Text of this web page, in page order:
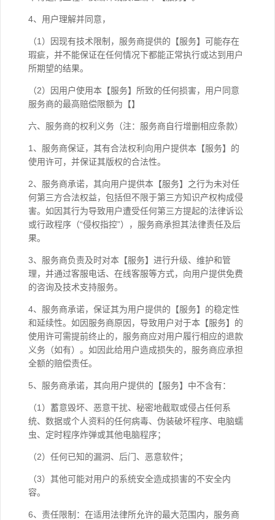
4、用户理解并同意，
（1）因现有技术限制，服务商提供的【服务】可能存在
瑕疵，并不能保证在任何情况下都能正常执行或达到用户
所期望的结果。
（2）因用户使用本【服务】所致的任何损害，用户同意
服务商的最高赔偿限额为【】
六、服务商的权利义务（注：服务商自行增删相应条款）
1、服务商保证，其有合法权利向用户提供本【服务】的
使用许可，并保证其版权的合法性。
2、服务商承诺，其向用户提供本【服务】之行为未对任
何第三方合法权益，包括但不限于第三方知识产权构成侵
害。如因其行为导致用户遭受任何第三方提起的法律诉讼
或行政程序（“侵权指控”），服务商承担其法律责任及后
果。
3、服务商负责及时对本【服务】进行升级、维护和管
理，并通过客服电话、在线客服等方式，向用户提供免费
的咨询及技术支持服务。
4、服务商承诺，保证其为用户提供的【服务】的稳定性
和延续性。如因服务商原因，导致用户对于本【服务】的
使用许可需提前终止的，服务商应对用户履行相应的退款
义务（如有）。如因此给用户造成损失的，服务商应承担
全额的赔偿责任。
5、服务商承诺，其向用户提供的【服务】中不含有：
（1）蓄意毁坏、恶意干扰、秘密地截取或侵占任何系
统、数据或个人资料的任何病毒、伪装破坏程序、电脑蠕
虫、定时程序炸弹或其他电脑程序；
（2）任何已知的漏洞、后门、恶意软件；
（3）其他可能对用户的系统安全造成损害的不安全内
容。
6、责任限制：在适用法律所允许的最大范围内，服务商